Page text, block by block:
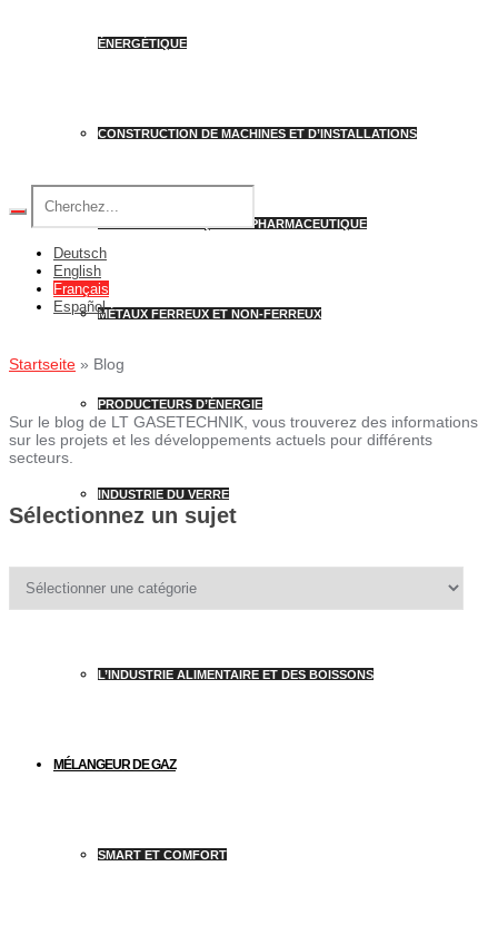
ÉNERGÉTIQUE
CONSTRUCTION DE MACHINES ET D’INSTALLATIONS
INDUSTRIE CHIMIQUE ET PHARMACEUTIQUE
MÉTAUX FERREUX ET NON-FERREUX
PRODUCTEURS D’ÉNERGIE
INDUSTRIE DU VERRE
GAZ INDUSTRIELS
L’INDUSTRIE ALIMENTAIRE ET DES BOISSONS
MÉLANGEUR DE GAZ
SMART ET COMFORT
Deutsch
English
Français
Español
Startseite » Blog
Sur le blog de LT GASETECHNIK, vous trouverez des informations
sur les projets et les développements actuels pour différents
secteurs.
Sélectionnez un sujet